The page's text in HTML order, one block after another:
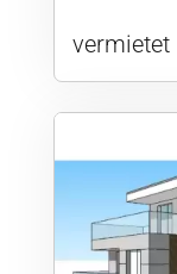
vermietet